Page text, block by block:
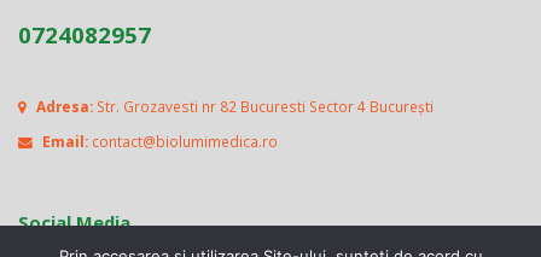
0724082957
Adresa: Str. Grozavesti nr 82 Bucuresti Sector 4 București
Email: contact@biolumimedica.ro
Social Media